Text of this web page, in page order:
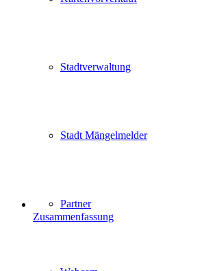
Stadtverwaltung
Stadt Mängelmelder
Partner
Zusammenfassung